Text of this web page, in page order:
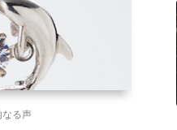
なる声